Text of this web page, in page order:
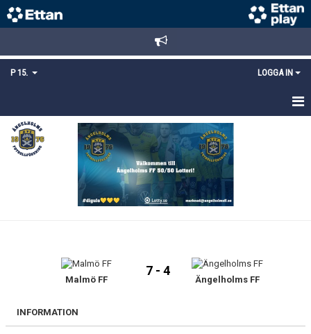
P 15. LOGGA IN
HEM
TRUPPEN
MEDLEMSANMÄLAN
Malmö FF
7 - 4
Ängelholms FF
INFORMATION